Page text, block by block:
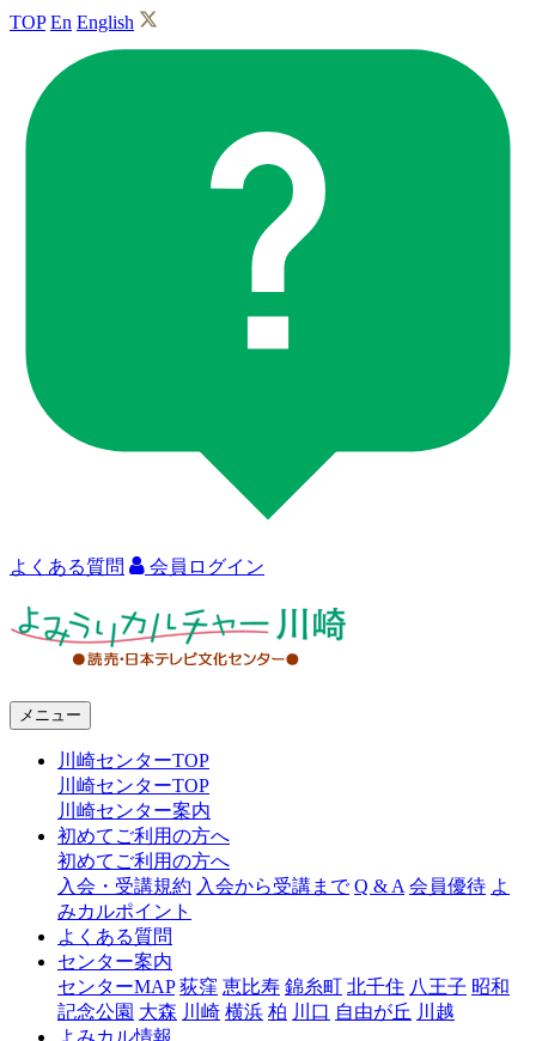
TOP En English
よくある質問 会員ログイン
ャ
崎
メニュー
川崎センターTOP
川崎センターTOP
川崎センター案内
初めてご利用の方へ
初めてご利用の方へ
入会・受講規約 入会から受講まで Q & A 会員優待 よ
みカルポイント
よくある質問
センター案内
センターMAP 荻窪 恵比寿 錦糸町 北千住 八王子 昭和
記念公園 大森 川崎 横浜 柏 川口 自由が丘 川越
よみカル情報